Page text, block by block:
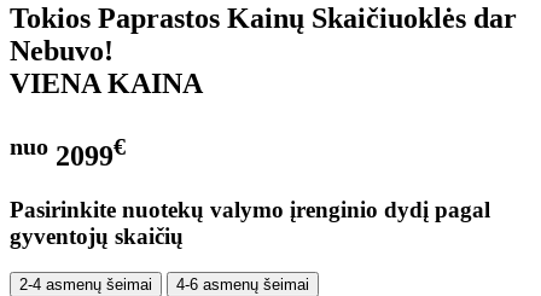
Tokios Paprastos Kainų Skaičiuoklės dar
Nebuvo!
VIENA KAINA
nuo 2099€
Pasirinkite nuotekų valymo įrenginio dydį pagal
gyventojų skaičių
2-4 asmenų šeimai 4-6 asmenų šeimai